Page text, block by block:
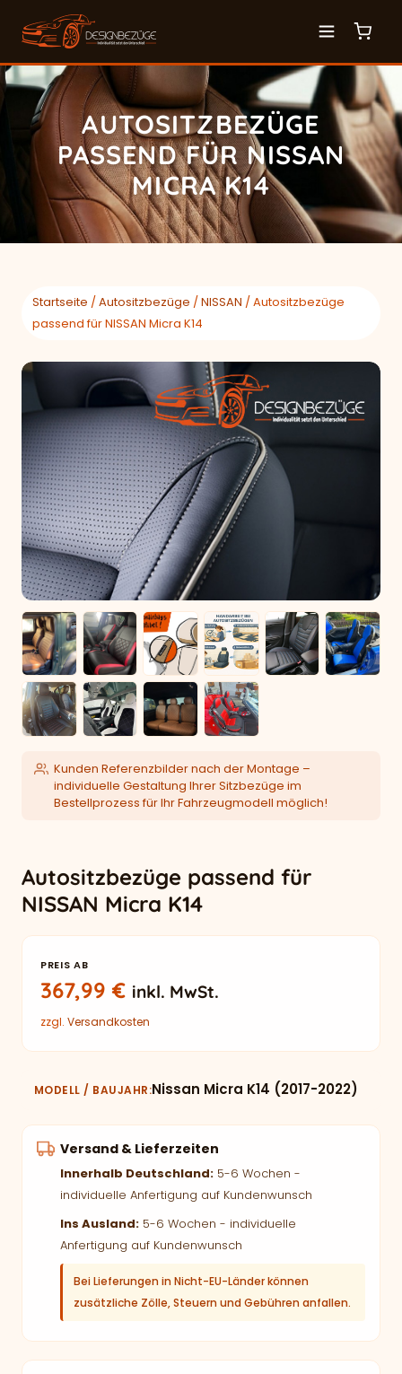
AUTOSITZBEZÜGE
PASSEND FÜR NISSAN
MICRA K14
Startseite /Autositzbezüge /NISSAN / Autositzbezüge
passend für NISSAN Micra K14
Kunden Referenzbilder nach der Montage –
individuelle Gestaltung Ihrer Sitzbezüge im
Bestellprozess für Ihr Fahrzeugmodell möglich!
Autositzbezüge passend für
NISSAN Micra K14
PREIS AB
367,99€ inkl. MwSt.
zzgl. Versandkosten
MODELL / BAUJAHR Nissan Micra K14 (2017-2022)
Versand & Lieferzeiten
Innerhalb Deutschland: 5-6 Wochen -
individuelle Anfertigung auf Kundenwunsch
Ins Ausland: 5-6 Wochen - individuelle
Anfertigung auf Kundenwunsch
Bei Lieferungen in Nicht-EU-Länder können
zusätzliche Zölle, Steuern und Gebühren anfallen.